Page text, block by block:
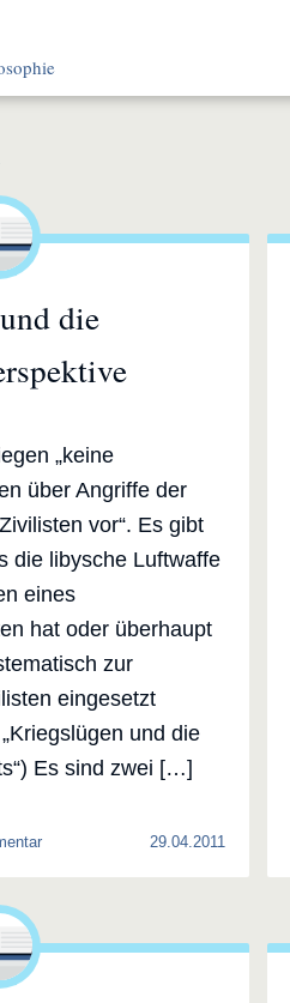
die
„keine
über Angriffe der
vor“. Es gibt
die libysche Luftwaffe
eines
hat oder überhaupt
zur
eingesetzt
und die
Es sind zwei […]
zu
29.04.2011